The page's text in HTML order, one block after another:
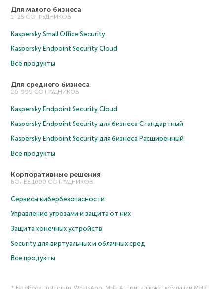
Для малого бизнеса
1–25 СОТРУДНИКОВ
Kaspersky Small Office Security
Kaspersky Endpoint Security Cloud
Все продукты
Для среднего бизнеса
26-999 СОТРУДНИКОВ
Kaspersky Endpoint Security Cloud
Kaspersky Endpoint Security для бизнеса Cтандартный
Kaspersky Endpoint Security для бизнеса Расширенный
Все продукты
Корпоративные решения
БОЛЕЕ 1000 СОТРУДНИКОВ
Сервисы кибербезопасности
Управление угрозами и защита от них
Защита конечных устройств
Security для виртуальных и облачных сред
Все продукты
* Facebook, Instagram, WhatsApp, Meta AI принадлежат компании Meta,